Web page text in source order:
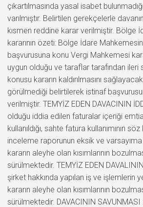
çıkartılmasında yasal isabet
varılmıştır. Belirtilen gerekçelerle
kısmen reddine karar verilmiştir. Bölge
kararının özeti: Bölge İdare
başvurusuna konu Vergi Mahkemesi
uygun olduğu ve taraflar tarafından ileri
konusu kararın kaldırılmasını
görülmediği belirtilerek istinaf
verilmiştir. TEMYİZ EDEN DAVACININ
olduğu iddia edilen faturalar içeriği
kullanıldığı, sahte fatura kullanımının
inceleme raporunun eksik ve varsayıma
kararın aleyhe olan kısımlarının
sürülmektedir. TEMYİZ EDEN
şirket hakkında yapılan iş ve işlemlerin
kararın aleyhe olan kısımlarının
sürülmektedir. DAVACININ SAVUNMASI